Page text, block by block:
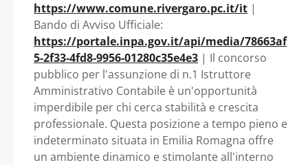
https://www.comune.rivergaro.pc.it/it |
Bando di Avviso Ufficiale:
https://portale.inpa.gov.it/api/media/78663af
5-2f33-4fd8-9956-01280c35e4e3 | Il concorso
pubblico per l'assunzione di n.1 Istruttore
Amministrativo Contabile è un'opportunità
imperdibile per chi cerca stabilità e crescita
professionale. Questa posizione a tempo pieno e
indeterminato situata in Emilia Romagna offre
un ambiente dinamico e stimolante all'interno